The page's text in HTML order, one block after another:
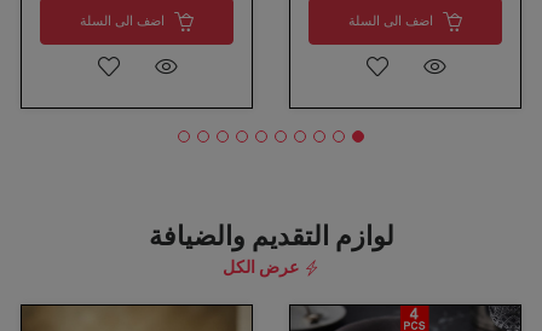
اضف الى السلة اضف الى السلة
لوازم التقديم والضيافة
عرض الكل